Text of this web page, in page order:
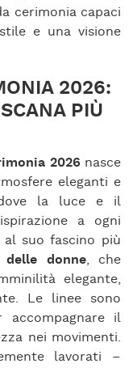
cerimonia capaci
e una visione
2026:
PIÙ
2026 nasce
eleganti e
dove la luce e il
a ogni
suo fascino più
donne, che
elegante,
Le linee sono
il
nei movimenti.
lavorati –